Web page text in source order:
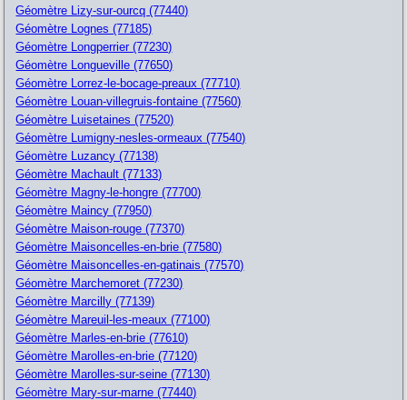
Géomètre Lizy-sur-ourcq (77440)
Géomètre Lognes (77185)
Géomètre Longperrier (77230)
Géomètre Longueville (77650)
Géomètre Lorrez-le-bocage-preaux (77710)
Géomètre Louan-villegruis-fontaine (77560)
Géomètre Luisetaines (77520)
Géomètre Lumigny-nesles-ormeaux (77540)
Géomètre Luzancy (77138)
Géomètre Machault (77133)
Géomètre Magny-le-hongre (77700)
Géomètre Maincy (77950)
Géomètre Maison-rouge (77370)
Géomètre Maisoncelles-en-brie (77580)
Géomètre Maisoncelles-en-gatinais (77570)
Géomètre Marchemoret (77230)
Géomètre Marcilly (77139)
Géomètre Mareuil-les-meaux (77100)
Géomètre Marles-en-brie (77610)
Géomètre Marolles-en-brie (77120)
Géomètre Marolles-sur-seine (77130)
Géomètre Mary-sur-marne (77440)